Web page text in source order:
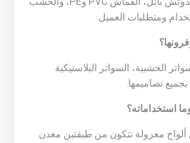
ومتطلبات العميل.
الخشبية، السواتر البلاستيكية
ألواح معزولة تتكون من طبقتين معدن